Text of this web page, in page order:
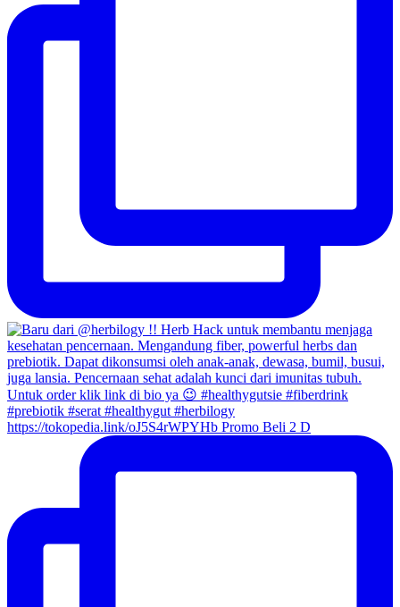
https://tokopedia.link/oJ5S4rWPYHb Promo Beli 2 D